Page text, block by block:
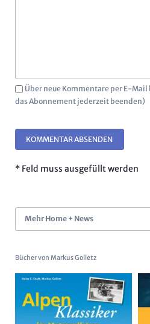
Über neue Kommentare per E-
das Abonnement jederzeit beenden)
KOMMENTAR ABSENDEN
* Feld muss ausgefüllt werden
Mehr Home + News
Bücher von Markus Golletz